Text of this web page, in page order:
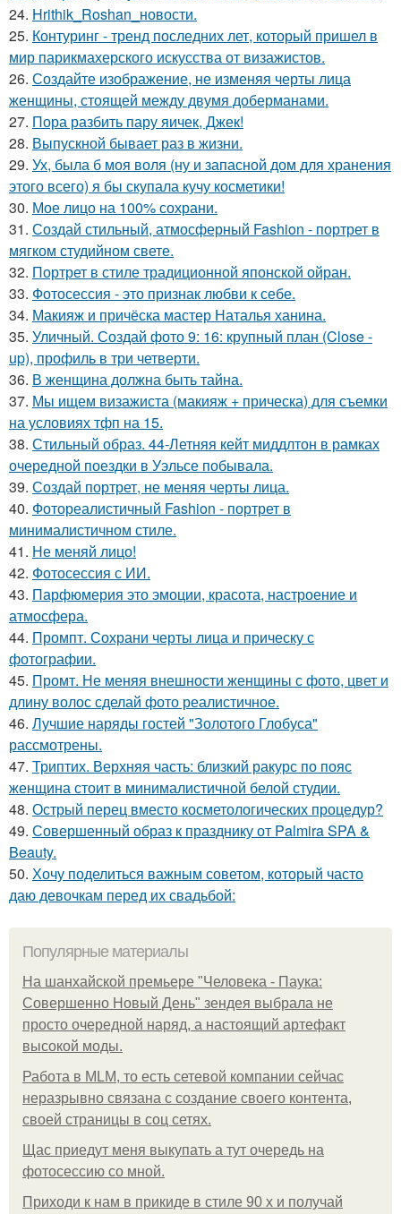
24. Hrithik_Roshan_новости.
25. Контуринг - тренд последних лет, который пришел в
мир парикмахерского искусства от визажистов.
26. Создайте изображение, не изменяя черты лица
женщины, стоящей между двумя доберманами.
27. Пора разбить пару яичек, Джек!
28. Выпускной бывает раз в жизни.
29. Ух, была б моя воля (ну и запасной дом для хранения
этого всего) я бы скупала кучу косметики!
30. Мое лицо на 100% сохрани.
31. Создай стильный, атмосферный Fashion - портрет в
мягком студийном свете.
32. Портрет в стиле традиционной японской ойран.
33. Фотосессия - это признак любви к себе.
34. Макияж и причёска мастер Наталья ханина.
35. Уличный. Создай фото 9: 16: крупный план (Close -
up), профиль в три четверти.
36. В женщина должна быть тайна.
37. Мы ищем визажиста (макияж + прическа) для съемки
на условиях тфп на 15.
38. Стильный образ. 44-Летняя кейт миддлтон в рамках
очередной поездки в Уэльсе побывала.
39. Создай портрет, не меняя черты лица.
40. Фотореалистичный Fashion - портрет в
минималистичном стиле.
41. Не меняй лицо!
42. Фотосессия с ИИ.
43. Парфюмерия это эмоции, красота, настроение и
атмосфера.
44. Промпт. Сохрани черты лица и прическу с
фотографии.
45. Промт. Не меняя внешности женщины с фото, цвет и
длину волос сделай фото реалистичное.
46. Лучшие наряды гостей "Золотого Глобуса"
рассмотрены.
47. Триптих. Верхняя часть: близкий ракурс по пояс
женщина стоит в минималистичной белой студии.
48. Острый перец вместо косметологических процедур?
49. Совершенный образ к празднику от Palmira SPA &
Beauty.
50. Хочу поделиться важным советом, который часто
даю девочкам перед их свадьбой:
Популярные материалы
На шанхайской премьере "Человека - Паука:
Совершенно Новый День" зендея выбрала не
просто очередной наряд, а настоящий артефакт
высокой моды.
Работа в MLM, то есть сетевой компании сейчас
неразрывно связана с создание своего контента,
своей страницы в соц сетях.
Щас приедут меня выкупать а тут очередь на
фотосессию со мной.
Приходи к нам в прикиде в стиле 90 х и получай